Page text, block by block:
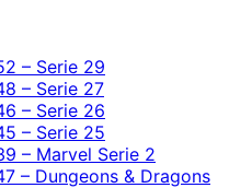
– Serie 29
– Serie 27
– Serie 26
– Serie 25
– Marvel Serie 2
– Dungeons & Dragons